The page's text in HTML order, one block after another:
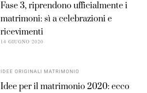
Fase 3, riprendono ufficialmente i
matrimoni: sì a celebrazioni e
ricevimenti
14 GIUGNO 2020
IDEE ORIGINALI MATRIMONIO
Idee per il matrimonio 2020: ecco